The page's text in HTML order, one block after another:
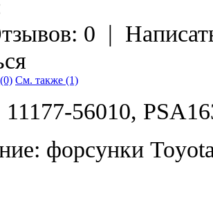
0 |
См. также (1)
56010,
форсунки